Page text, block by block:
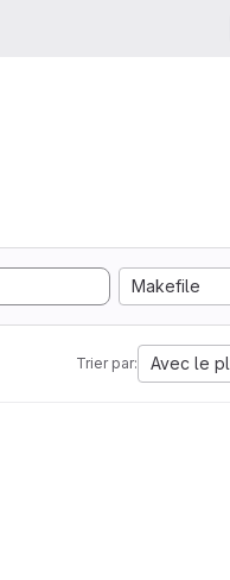
Makefile
Trier par: Avec le